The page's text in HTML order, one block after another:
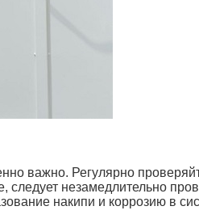
важно. Регулярно
незамедлительно
накипи и коррозию в